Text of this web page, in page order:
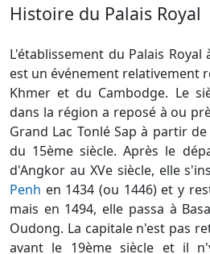
Histoire du Palais Royal
L'établissement du Palais Royal
est un événement relativement
Khmer et du Cambodge. Le
dans la région a reposé à ou
Grand Lac Tonlé Sap à partir
du 15ème siècle. Après le
d'Angkor au XVe siècle, elle
Penh en 1434 (ou 1446) et y
mais en 1494, elle passa à
Oudong. La capitale n'est pas
avant le 19ème siècle et il